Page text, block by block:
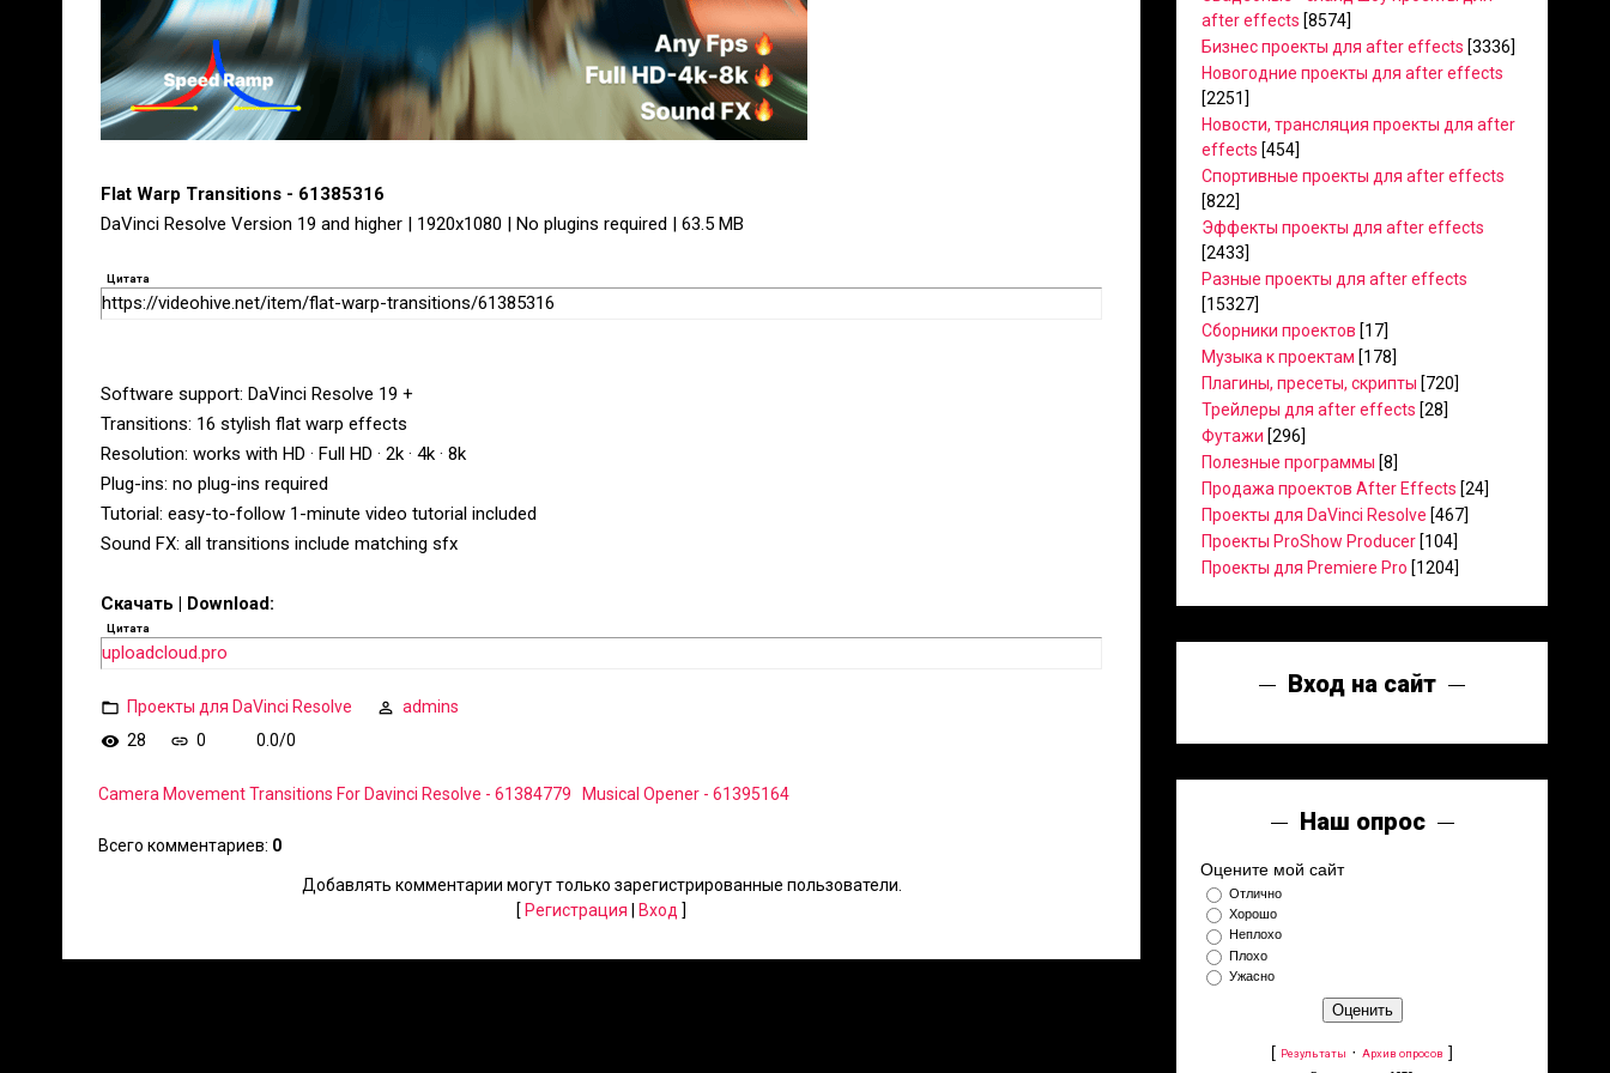
Flat Warp Transitions - 61385316
DaVinci Resolve Version 19 and higher | 1920x1080 | No plugins required | 63.5 MB
Цитата
https://videohive.net/item/flat-warp-transitions/61385316
Software support: DaVinci Resolve 19 +
Transitions: 16 stylish flat warp effects
Resolution: works with HD · Full HD · 2k · 4k · 8k
Plug-ins: no plug-ins required
Tutorial: easy-to-follow 1-minute video tutorial included
Sound FX: all transitions include matching sfx
Скачать | Download:
Цитата
uploadcloud.pro
Проекты для DaVinci Resolve
admins
28
0 0.0/0
Camera Movement Transitions For Davinci Resolve - 61384779 Musical Opener - 61395164
Всего комментариев: 0
Добавлять комментарии могут только зарегистрированные пользователи.
[ Регистрация Вход ]
after effects [8574]
Бизнес проекты для after effects [3336]
Новогодние проекты для after effects
[2251]
Новости, трансляция проекты для after
effects [454]
Спортивные проекты для after effects
[822]
Эффекты проекты для after effects
[2433]
Разные проекты для after effects
[15327]
Сборники проектов [17]
Музыка к проектам [178]
Плагины, пресеты, скрипты [720]
Трейлеры для after effects [28]
Футажи [296]
Полезные программы [8]
Продажа проектов After Effects [24]
Проекты для DaVinci Resolve [467]
Проекты ProShow Producer [104]
Проекты для Premiere Pro [1204]
Вход на сайт
Наш опрос
Оцените мой сайт
Отлично
Хорошо
Неплохо
Плохо
Ужасно
[ Результаты · Архив опросов ]